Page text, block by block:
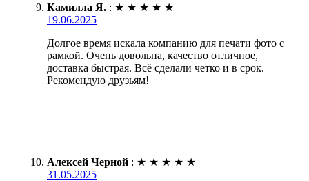
Камилла Я. : ★ ★ ★ ★ ★
19.06.2025
Долгое время искала компанию для печати фото с
рамкой. Очень довольна, качество отличное,
доставка быстрая. Всё сделали четко и в срок.
Рекомендую друзьям!
Алексей Черной : ★ ★ ★ ★ ★
31.05.2025